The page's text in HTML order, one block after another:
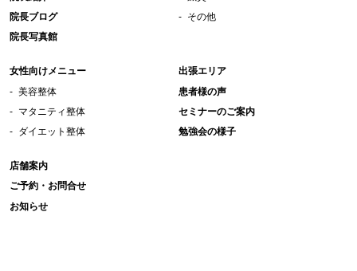
院長ブログ
院長写真館
その他
女性向けメニュー
美容整体
マタニティ整体
ダイエット整体
出張エリア
患者様の声
セミナーのご案内
勉強会の様子
店舗案内
ご予約・お問合せ
お知らせ